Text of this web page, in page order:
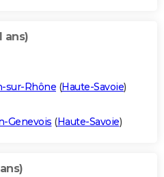
ans)
sur-Rhône (Haute-Savoie)
Genevois (Haute-Savoie)